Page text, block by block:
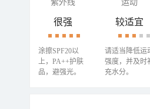
紫外线 运动
很强
涂擦SPF20以
上，PA++护肤
品，避强光。
较适宜
请适当降低运
强度，并及时
充水分。